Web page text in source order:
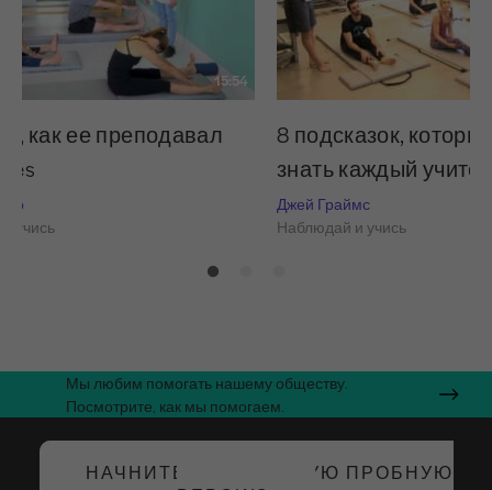
15:54
как ее преподавал
учись
8 подсказок,
знать каждый
Джей Граймс
Наблюдай и учись
Мы любим помогать нашему обществу.
Посмотрите, как мы помогаем.
НАЧНИТЕ БЕСПЛАТНУЮ ПРОБНУЮ